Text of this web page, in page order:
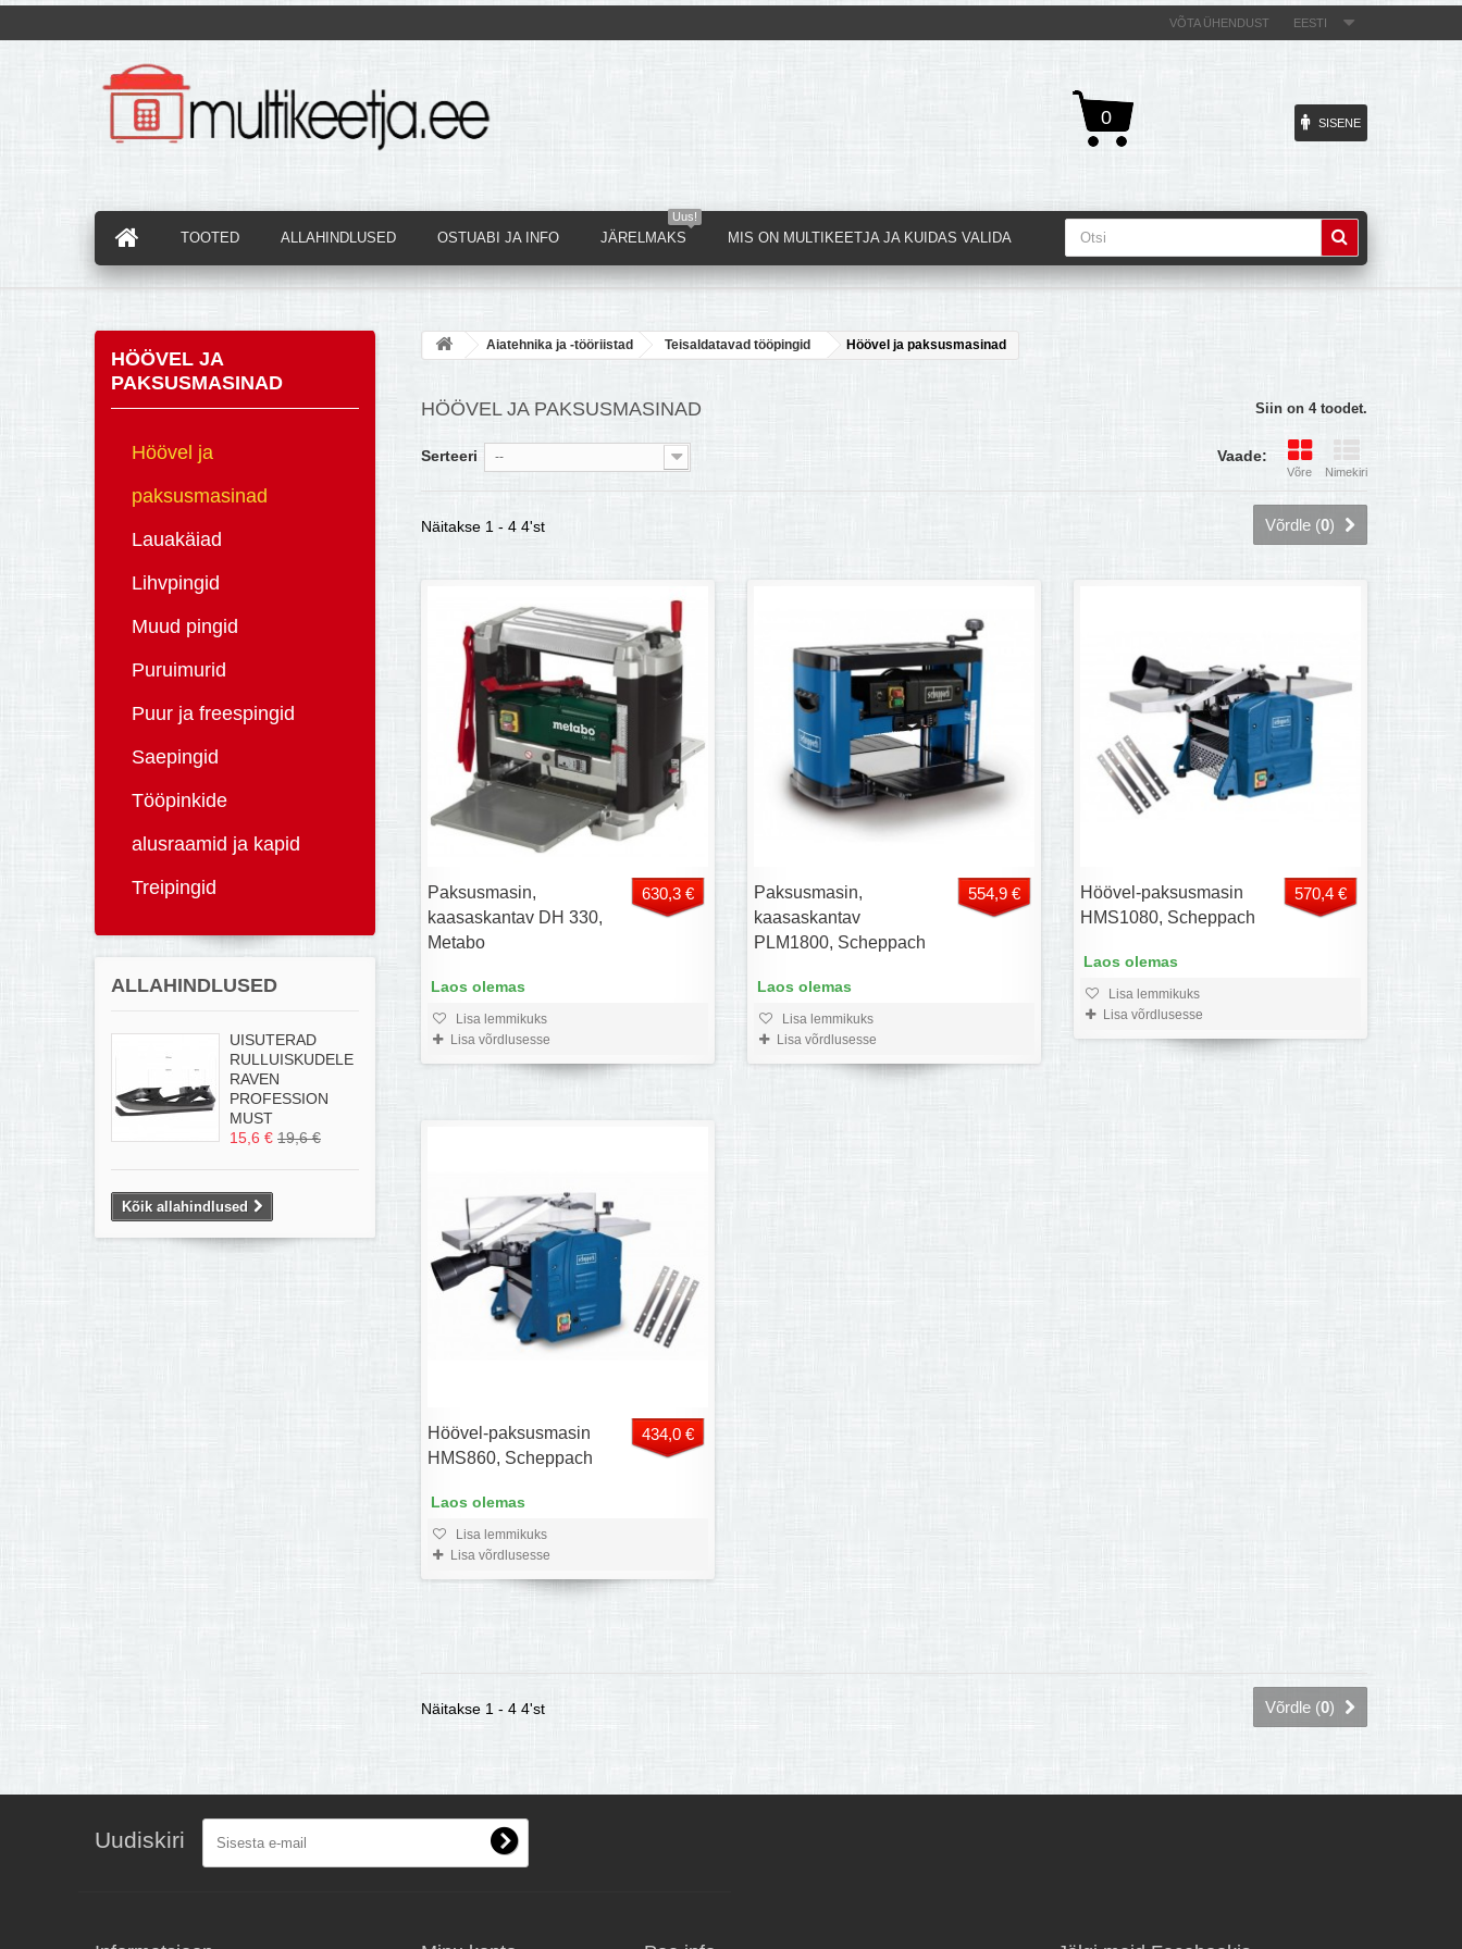
EESTI
VÕTA ÜHENDUST
0 SISENE
TOOTED ALLAHINDLUSED OSTUABI JA INFO
Uus!
JÄRELMAKS MIS ON MULTIKEETJA JA KUIDAS VALIDA
HÖÖVEL JA
PAKSUSMASINAD
Höövel ja
paksusmasinad
Lauakäiad
Lihvpingid
Muud pingid
Puruimurid
Puur ja freespingid
Saepingid
Tööpinkide
alusraamid ja kapid
Treipingid
ALLAHINDLUSED
UISUTERAD
RULLUISKUDELE
RAVEN
PROFESSION
MUST
15,6 € 19,6 €
Kõik allahindlused
Aiatehnika ja -tööriistad Teisaldatavad tööpingid Höövel ja paksusmasinad
HÖÖVEL JA PAKSUSMASINAD Siin on 4 toodet.
Vaade:
Võre Nimekiri
Serteeri --
Võrdle (0)
Näitakse 1 - 4 4'st
Paksusmasin,
kaasaskantav DH 330,
Metabo
630,3 €
Laos olemas
Lisa lemmikuks
Lisa võrdlusesse
Paksusmasin,
kaasaskantav
PLM1800, Scheppach
554,9 €
Laos olemas
Lisa lemmikuks
Lisa võrdlusesse
Höövel-paksusmasin
HMS1080, Scheppach
570,4 €
Laos olemas
Lisa lemmikuks
Lisa võrdlusesse
Höövel-paksusmasin
HMS860, Scheppach
434,0 €
Laos olemas
Lisa lemmikuks
Lisa võrdlusesse
Võrdle (0)
Näitakse 1 - 4 4'st
Uudiskiri